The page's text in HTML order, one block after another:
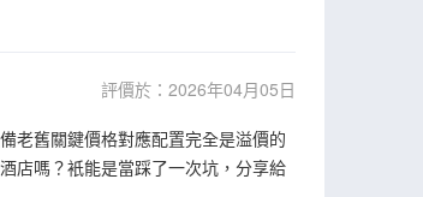
評價於：2026年04月05日
老舊關鍵價格對應配置完全是溢價的
店嗎？衹能是當踩了一次坑，分享給